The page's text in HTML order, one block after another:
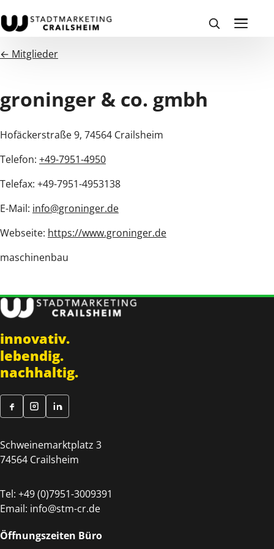
← Mitglieder
groninger & co. gmbh
Hofäckerstraße 9, 74564 Crailsheim
Telefon: +49-7951-4950
Telefax: +49-7951-4953138
E-Mail: info@groninger.de
Webseite: https://www.groninger.de
maschinenbau
innovativ.
lebendig.
nachhaltig.
Schweinemarktplatz 3
74564 Crailsheim
Tel: +49 (0)7951-3009391
Email: info@stm-cr.de
Öffnungszeiten Büro